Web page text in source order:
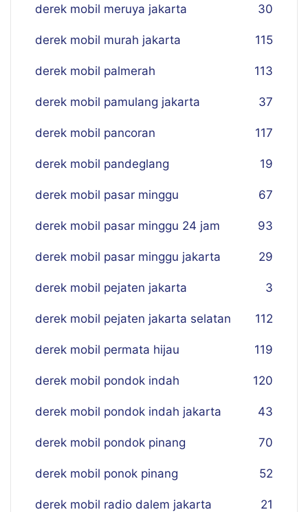
derek mobil meruya jakarta 30
derek mobil murah jakarta 115
derek mobil palmerah 113
derek mobil pamulang jakarta 37
derek mobil pancoran 117
derek mobil pandeglang 19
derek mobil pasar minggu 67
derek mobil pasar minggu 24 jam 93
derek mobil pasar minggu jakarta 29
derek mobil pejaten jakarta 3
derek mobil pejaten jakarta selatan 112
derek mobil permata hijau 119
derek mobil pondok indah 120
derek mobil pondok indah jakarta 43
derek mobil pondok pinang 70
derek mobil ponok pinang 52
derek mobil radio dalem jakarta 21